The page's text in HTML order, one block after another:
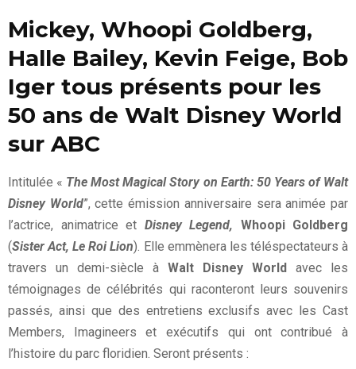
Mickey, Whoopi Goldberg,
Halle Bailey, Kevin Feige, Bob
Iger tous présents pour les
50 ans de Walt Disney World
sur ABC
Intitulée « The Most Magical Story on Earth: 50 Years of Walt
Disney World”, cette émission anniversaire sera animée par
l’actrice, animatrice et Disney Legend, Whoopi Goldberg
(Sister Act, Le Roi Lion). Elle emmènera les téléspectateurs à
travers un demi-siècle à Walt Disney World
avec les
témoignages de célébrités qui raconteront leurs souvenirs
passés, ainsi que des entretiens exclusifs avec les Cast
Members, Imagineers et exécutifs qui ont contribué à
l’histoire du parc floridien. Seront présents :